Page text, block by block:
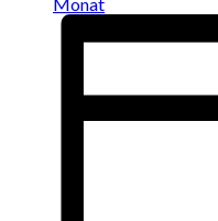
Monat